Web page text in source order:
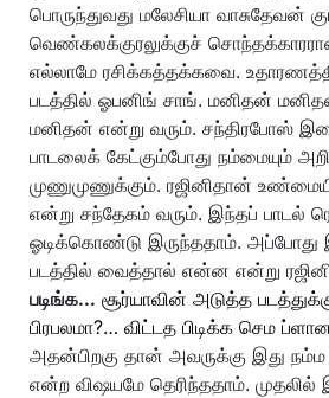
பொருந்துவது மலேசியா வாசுதேவன்
வெண்கலக்குரலுக்குச்
எல்லாமே ரசிக்கத்தக்கவை.
படத்தில் ஓபனிங் சாங். மனிதன்
மனிதன் என்று வரும். சந்திரபோஸ்
பாடலைக் கேட்கும்போது நம்மையும்
முணுமுணுக்கும். ரஜினிதான்
என்று சந்தேகம் வரும். இந்தப் பாடல்
ஓடிக்கொண்டு இருந்ததாம். அப்போது
படத்தில் வைத்தால் என்ன என்று ரஜினி
படிங்க... சூர்யாவின் அடுத்த
பிரபலமா?… விட்டத பிடிக்க செம
அதன்பிறகு தான் அவருக்கு இது
என்ற விஷயமே தெரிந்ததாம். முதலில்